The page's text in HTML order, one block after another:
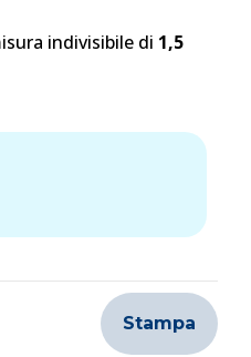
indivisibile di 1,5
Stampa